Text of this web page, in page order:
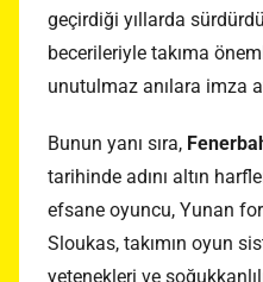
geçirdiği yıllarda
becerileriyle takıma
unutulmaz anılara imza
Bunun yanı sıra,
tarihinde adını altın
efsane oyuncu, Yunan
Sloukas, takımın oyun
yetenekleri ve